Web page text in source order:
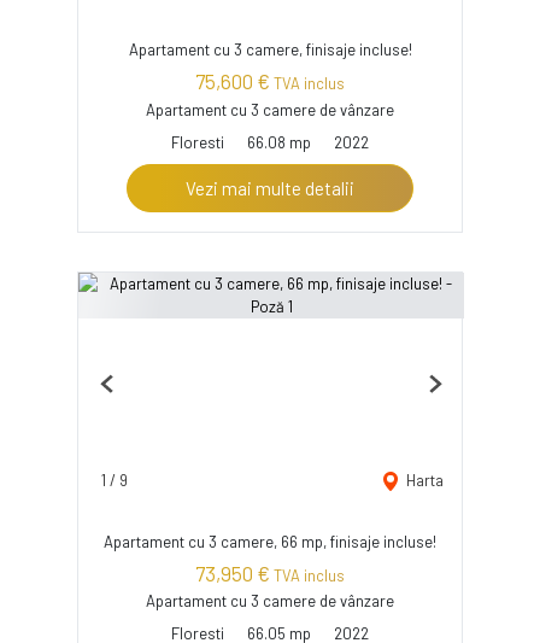
Apartament cu 3 camere, finisaje incluse!
75,600 € TVA inclus
Apartament cu 3 camere de vânzare
Floresti
66.08 mp 2022
Vezi mai multe detalii
1 / 9 Harta
Previous Next
Apartament cu 3 camere, 66 mp, finisaje incluse!
73,950 € TVA inclus
Apartament cu 3 camere de vânzare
Floresti
66.05 mp 2022